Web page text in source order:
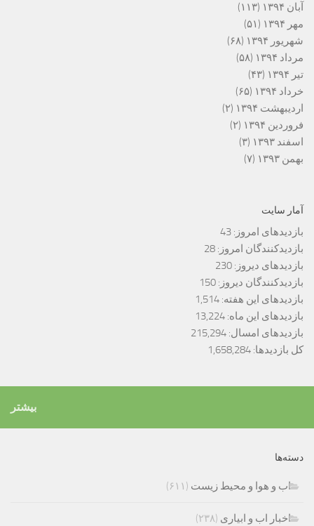
آبان ۱۳۹۴
(۱۱۳)
مهر ۱۳۹۴
(۵۱)
شهریور ۱۳۹۴
(۶۸)
مرداد ۱۳۹۴
(۵۸)
تیر ۱۳۹۴
(۴۳)
خرداد ۱۳۹۴
(۶۵)
اردیبهشت ۱۳۹۴
(۲)
فروردین ۱۳۹۴
(۲)
اسفند ۱۳۹۳
(۳)
بهمن ۱۳۹۳
(۷)
آمار سایت
بازدیدهای امروز: 43
بازدیدکنندگان امروز: 28
بازدیدهای دیروز: 230
بازدیدکنندگان دیروز: 150
بازدیدهای این هفته: 1,514
بازدیدهای این ماه: 13,224
بازدیدهای امسال: 215,294
کل بازدیدها: 1,658,284
بیشتر
دسته‌ها
اب و هوا و محیط زیست (۶۱۱)
اخبار اب و ابیاری (۲۳۸)